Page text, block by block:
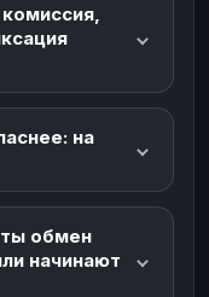
на
обмен
начинают